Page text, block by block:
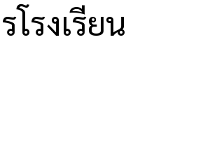
รงเรียน